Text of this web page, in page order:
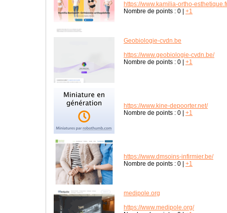
https://www.kamilia-ortho-
Nombre de points : 0 +1
Geobiologie-cvdn.be
https://www.geobiologie-cvdn.be/
Nombre de points : 0 +1
https://www.kine-depoorter.net/
Nombre de points : 0 +1
https://www.dmsoins-infirmier.be/
Nombre de points : 0 +1
medipole.org
https://www.medipole.org/